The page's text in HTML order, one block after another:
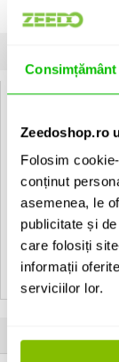
Consimțământ
Zeedoshop.ro
Folosim
conținut
asemenea, le
publicitate și
care folosiți
informații
serviciilor lor.
Unitate de vanzare:
Glass/Blue
• Housing:
• Built in box:
• With Built in
Vezi toate
Vezi toate
Vezi toate